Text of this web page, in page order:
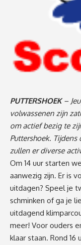
PUTTERSHOEK–
volwassenen zijn
om actief bezig te
Puttershoek.
zullen er diverse
Om 14 uur starten
aanwezig zijn. Er is
uitdagen? Speel je
schminken of ga je
uitdagend
meer! Voor ouders
klaar staan. Rond 16